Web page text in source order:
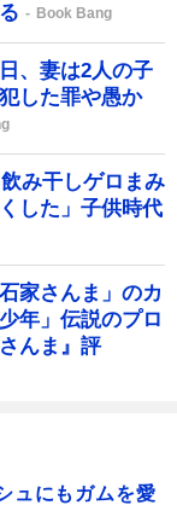
Book Bang
、妻は2人の子
した罪や愚か
み干しゲロまみ
した」子供時代
家さんま」のカ
年」伝説のプロ
んま』評
ュにもガムを愛